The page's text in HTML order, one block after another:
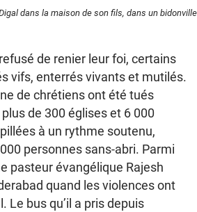
dans la maison de son fils, dans un
de renier leur foi, certains
vifs, enterrés vivants et mutilés.
de chrétiens ont été tués
de 300 églises et 6 000
à un rythme soutenu,
personnes sans-abri. Parmi
pasteur évangélique Rajesh
quand les violences ont
Le bus qu’il a pris depuis